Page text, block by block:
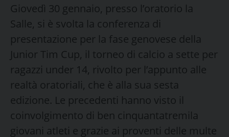
Giovedì 30 gennaio, presso l’oratorio la
Salle, si è svolta la conferenza di
presentazione per la fase genovese della
Junior Tim Cup, il torneo di calcio a sette per
ragazzi under 14, rivolto per l’appunto alle
realtà oratoriali, che è alla sua sesta
edizione. Le precedenti hanno visto il
coinvolgimento di ben cinquantatremila
giovani atleti e grazie ai proventi delle multe